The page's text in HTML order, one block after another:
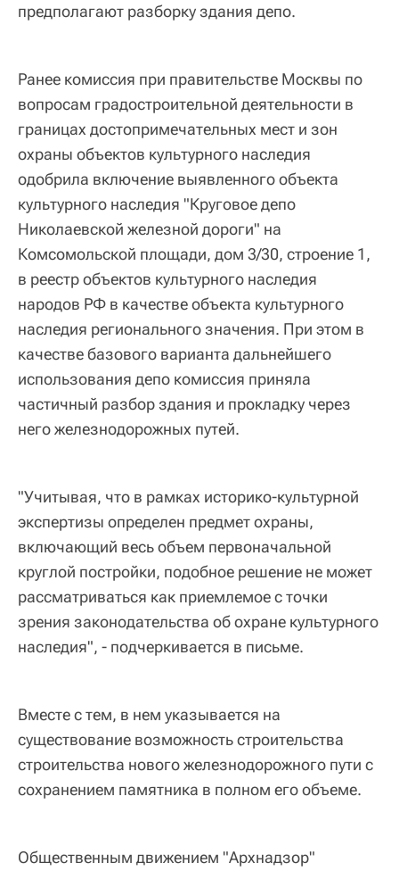
предполагают разборку здания депо.
Ранее комиссия при правительстве Москвы по
вопросам градостроительной деятельности в
границах достопримечательных мест и зон
охраны объектов культурного наследия
одобрила включение выявленного объекта
культурного наследия "Круговое депо
Николаевской железной дороги" на
Комсомольской площади, дом 3/30, строение 1,
в реестр объектов культурного наследия
народов РФ в качестве объекта культурного
наследия регионального значения. При этом в
качестве базового варианта дальнейшего
использования депо комиссия приняла
частичный разбор здания и прокладку через
него железнодорожных путей.
"Учитывая, что в рамках историко-культурной
экспертизы определен предмет охраны,
включающий весь объем первоначальной
круглой постройки, подобное решение не может
рассматриваться как приемлемое с точки
зрения законодательства об охране культурного
наследия", - подчеркивается в письме.
Вместе с тем, в нем указывается на
существование возможность строительства
строительства нового железнодорожного пути с
сохранением памятника в полном его объеме.
Общественным движением "Архнадзор"